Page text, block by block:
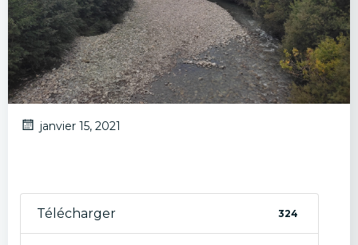
janvier 15, 2021
Télécharger 324